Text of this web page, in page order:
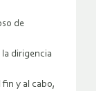
de
dirigencia
fin y al cabo,